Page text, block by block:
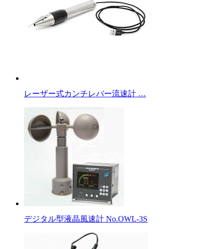
レーザー式カンチレバー流速計 …
デジタル型液晶風速計 No.OWL-3S